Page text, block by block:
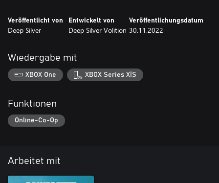
Veröffentlicht von
Deep Silver
Entwickelt von
Deep Silver Volition
Veröffentlichungsdatum
30.11.2022
Wiedergabe mit
XBOX One XBOX Series X|S
Funktionen
Online-Co-Op
Arbeitet mit